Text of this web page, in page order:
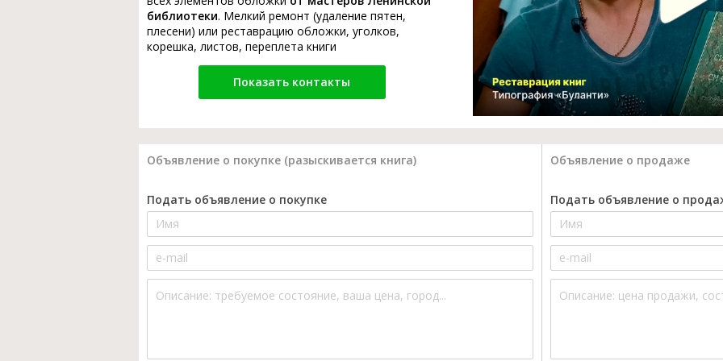
библиотеки. Мелкий ремонт (удаление пятен,
плесени) или реставрацию обложки, уголков,
корешка, листов, переплета книги
Показать контакты
Объявление о покупке (разыскивается книга) Объявление о продаже
Подать объявление о покупке Подать объявление о